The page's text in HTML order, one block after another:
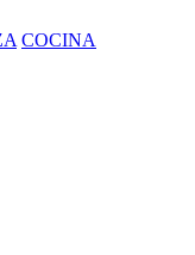
COCINA